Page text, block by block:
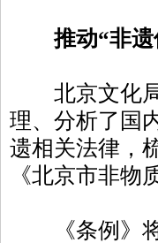
推动“非遗
北京文化局
理、分析了国
遗相关法律，
《北京市非
《条例》将